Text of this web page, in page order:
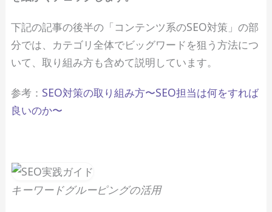
下記の記事の後半の「コンテンツ系のSEO対策」の部
分では、カテゴリ全体でビッグワードを狙う方法につ
いて、取り組み方も含めて説明しています。
参考： SEO対策の取り組み方〜SEO担当は何をすれば
良いのか〜
キーワードグルーピングの活用